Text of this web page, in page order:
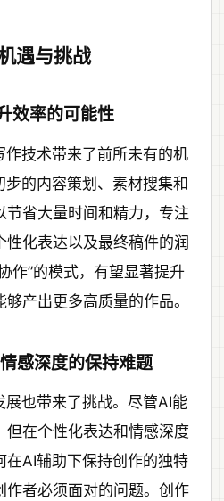
遇与挑战
效率的可能性
作技术带来了前所未有的机
的内容策划、素材搜集和
节省大量时间和精力，专注
性化表达以及最终稿件的润
作”的模式，有望显著提升
产出更多高质量的作品。
感深度的保持难题
也带来了挑战。尽管AI能
但在个性化表达和情感深度
在AI辅助下保持创作的独特
作者必须面对的问题。创作